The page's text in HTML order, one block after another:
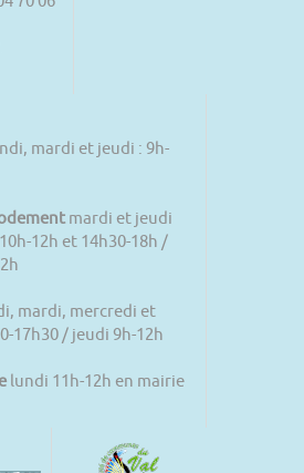
mardi et jeudi : 9h-
mardi et jeudi
12h et 14h30-18h /
mardi, mercredi et
17h30 / jeudi 9h-12h
lundi 11h-12h en mairie